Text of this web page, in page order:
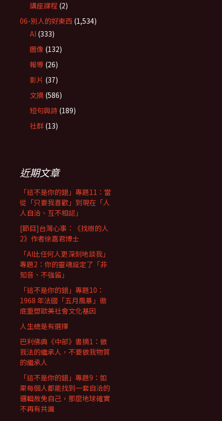
講座課程 (2)
06-別人的好東西 (1,534)
AI (333)
圖像 (132)
報導 (26)
影片 (37)
文摘 (586)
短句與詩 (189)
社群 (13)
近期文章
「這不是你的錯」專題11：當
從「只要我喜歡」到現在「人
人自洽、互不相認」
[節目]台灣心事：《找樹的人
2》作者徐嘉君博士
「AI比任何人更深刻地談我」
專題2：你的靈魂設定了「非
知音、不強留」
「這不是你的錯」專題10：
1968 年法國「五月風暴」徹
底重塑歐美社會文化基因
人生總是有選擇
巴利佛典《中部》書摘1：做
我法的繼承人，不要做我物質
的繼承人
「這不是你的錯」專題9：如
果每個人都能找到一套自洽的
邏輯赦免自己，那麼地球確實
不再有共識